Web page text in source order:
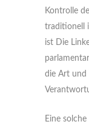
Kontrolle
traditionell
ist Die
die Art und
Eine